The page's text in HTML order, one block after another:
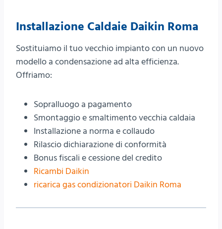
Installazione Caldaie Daikin Roma
Sostituiamo il tuo vecchio impianto con un nuovo
modello a condensazione ad alta efficienza.
Offriamo:
Sopralluogo a pagamento
Smontaggio e smaltimento vecchia caldaia
Installazione a norma e collaudo
Rilascio dichiarazione di conformità
Bonus fiscali e cessione del credito
Ricambi Daikin
ricarica gas condizionatori Daikin Roma